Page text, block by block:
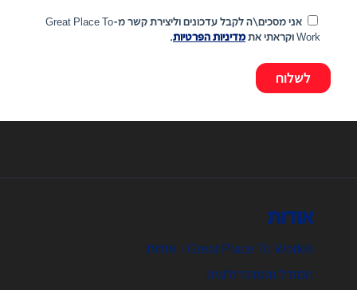
אני מסכים\ה לקבל עדכונים וליצירת קשר מ-Great Place To
Work וקראתי את
מדיניות הפרטיות.
אודות
®Great Place To Work | אודות
המודל והמתודולוגיה